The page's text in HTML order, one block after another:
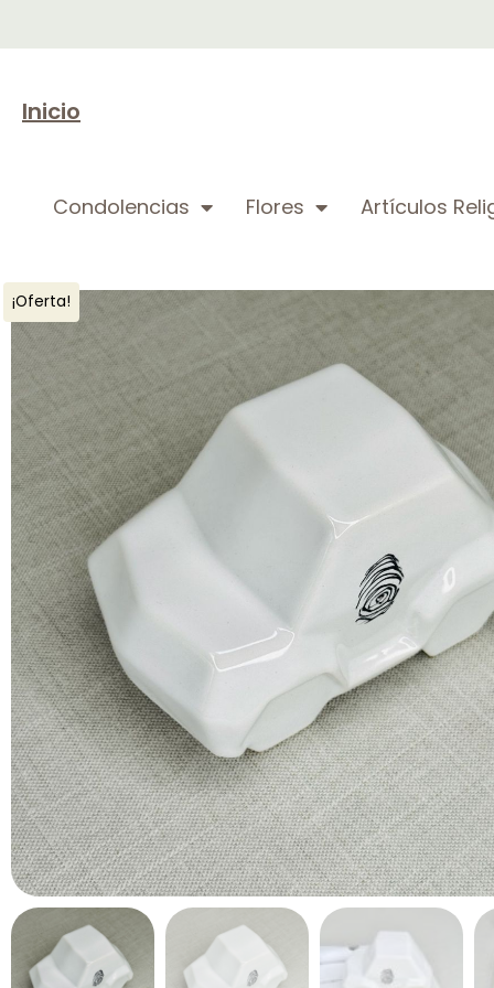
Inicio
Condolencias Flores Artículos
¡Oferta!